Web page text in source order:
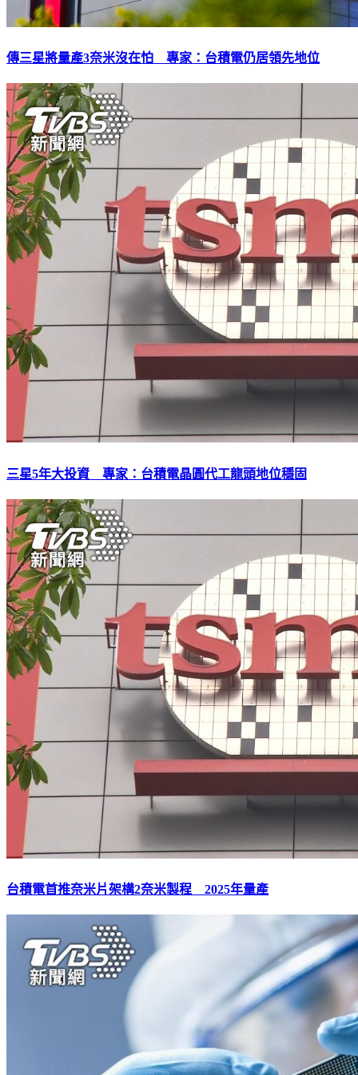
傳三星將量產3奈米沒在怕 專家：台積電仍居領先地位
三星5年大投資 專家：台積電晶圓代工龍頭地位穩固
台積電首推奈米片架構2奈米製程 2025年量產